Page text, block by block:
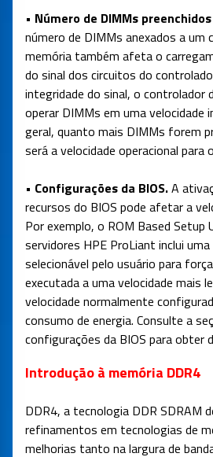
• Número de DIMMs
número de DIMMs anexados a um
memória também afeta o
do sinal dos circuitos do
integridade do sinal, o controlador
operar DIMMs em uma velocidade
geral, quanto mais DIMMs forem
será a velocidade operacional para
• Configurações da BIOS.A
recursos do BIOS pode afetar a
Por exemplo, o ROM Based Setup
servidores HPE ProLiant inclui
selecionável pelo usuário para
executada a uma velocidade mais
velocidade normalmente
consumo de energia. Consulte a
configurações da BIOS para obter
Introdução à memória DDR4
DDR4, a tecnologia DDR SDRAM
refinamentos em tecnologias de
melhorias tanto na largura de